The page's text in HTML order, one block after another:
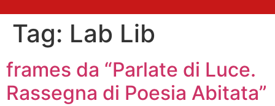
Tag: Lab Lib
frames da “Parlate di Luce.
Rassegna di Poesia Abitata”